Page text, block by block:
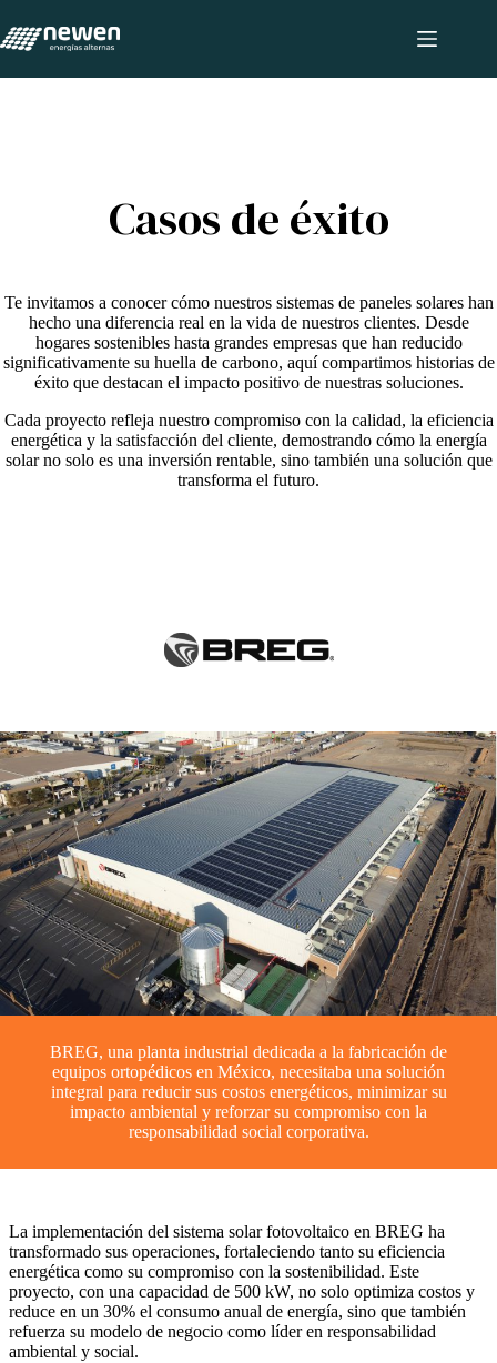
al
contenido
Casos de éxito
Te invitamos a conocer cómo nuestros sistemas de paneles solares han
hecho una diferencia real en la vida de nuestros clientes. Desde
hogares sostenibles hasta grandes empresas que han reducido
significativamente su huella de carbono, aquí compartimos historias de
éxito que destacan el impacto positivo de nuestras soluciones.
Cada proyecto refleja nuestro compromiso con la calidad, la eficiencia
energética y la satisfacción del cliente, demostrando cómo la energía
solar no solo es una inversión rentable, sino también una solución que
transforma el futuro.
BREG, una planta industrial dedicada a la fabricación de
equipos ortopédicos en México, necesitaba una solución
integral para reducir sus costos energéticos, minimizar su
impacto ambiental y reforzar su compromiso con la
responsabilidad social corporativa.
La implementación del sistema solar fotovoltaico en BREG ha
transformado sus operaciones, fortaleciendo tanto su eficiencia
energética como su compromiso con la sostenibilidad. Este
proyecto, con una capacidad de 500 kW, no solo optimiza costos y
reduce en un 30% el consumo anual de energía, sino que también
refuerza su modelo de negocio como líder en responsabilidad
ambiental y social.